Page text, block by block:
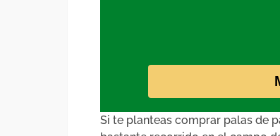
Si te planteas comprar palas de